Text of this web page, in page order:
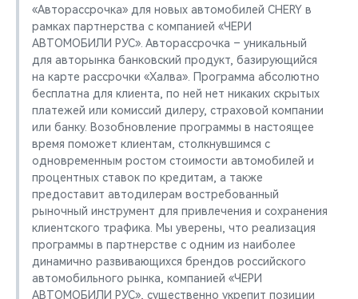
«Авторассрочка» для новых автомобилей CHERY в
рамках партнерства с компанией «ЧЕРИ
АВТОМОБИЛИ РУС». Авторассрочка – уникальный
для авторынка банковский продукт, базирующийся
на карте рассрочки «Халва». Программа абсолютно
бесплатна для клиента, по ней нет никаких скрытых
платежей или комиссий дилеру, страховой компании
или банку. Возобновление программы в настоящее
время поможет клиентам, столкнувшимся с
одновременным ростом стоимости автомобилей и
процентных ставок по кредитам, а также
предоставит автодилерам востребованный
рыночный инструмент для привлечения и сохранения
клиентского трафика. Мы уверены, что реализация
программы в партнерстве с одним из наиболее
динамично развивающихся брендов российского
автомобильного рынка, компанией «ЧЕРИ
АВТОМОБИЛИ РУС», существенно укрепит позиции